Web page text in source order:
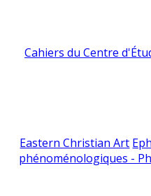
Cahiers du Centre
Eastern Christian Art
phénoménologiques -